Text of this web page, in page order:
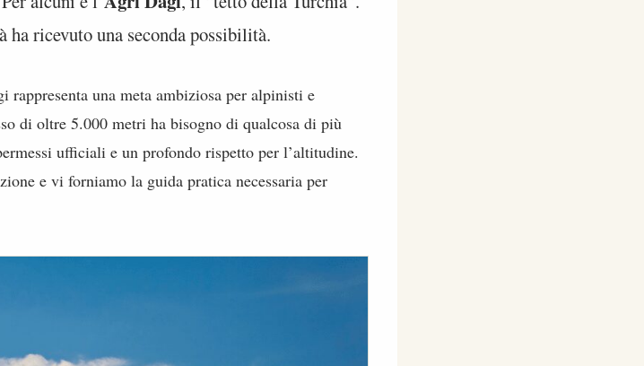
ricevuto una seconda possibilità.
rappresenta una meta ambiziosa per alpinisti e
di oltre 5.000 metri ha bisogno di qualcosa di più
ufficiali e un profondo rispetto per l’altitudine.
e vi forniamo la guida pratica necessaria per